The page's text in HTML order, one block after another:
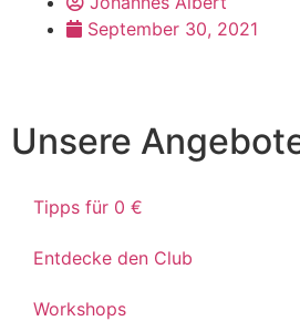
September 30, 2021
Unsere
Tipps für 0 €
Entdecke den Club
Workshops